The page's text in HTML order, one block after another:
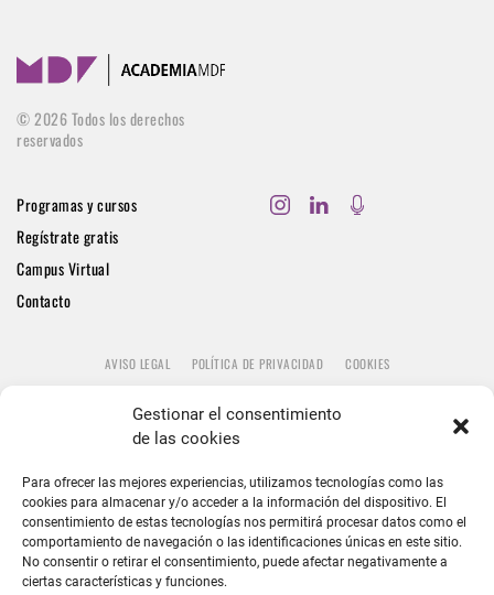
Gestionar el consentimiento
de las cookies
Para ofrecer las mejores experiencias, utilizamos tecnologías como las
cookies para almacenar y/o acceder a la información del dispositivo. El
consentimiento de estas tecnologías nos permitirá procesar datos como el
comportamiento de navegación o las identificaciones únicas en este sitio.
No consentir o retirar el consentimiento, puede afectar negativamente a
ciertas características y funciones.
©2026Todos los derechos
reservados
Programas y cursos
Regístrate gratis
Campus Virtual
Contacto
AVISO LEGAL POLÍTICA DE PRIVACIDAD COOKIES